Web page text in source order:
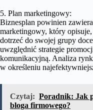
5. Plan marketingowy:
Biznesplan powinien
marketingowy, który
dotrzeć do swojej grupy
uwzględnić strategie
komunikacyjną. Analiza
w określeniu
Czytaj: Poradnik: Jak
bloga firmowego?